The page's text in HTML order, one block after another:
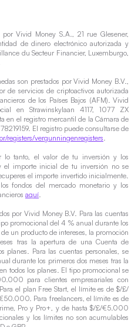
Vivid Money S.A., 21 rue Glesener,
de dinero electrónico autorizada y
du Secteur Financier, Luxemburgo,
son prestados por Vivid Money B.V.,
de servicios de criptoactivos autorizada
de los Países Bajos (AFM). Vivid
en Strawinskylaan 4117, 1077 ZX
en el registro mercantil de la Cámara de
El registro puede consultarse de
registers/vergunningenregisters.
lo tanto, el valor de tu inversión y los
el importe inicial de tu inversión no se
el importe invertido inicialmente.
fondos del mercado monetario y los
aquí.
por Vivid Money B.V. Para las cuentas
promocional del 4 % anual durante los
un producto de intereses, la promoción
tras la apertura de una Cuenta de
planes. Para las cuentas personales, se
durante los primeros dos meses tras la
todos los planes. El tipo promocional se
para clientes empresariales con
el plan Free Start, el límite es de $/£/
Para freelancers, el límite es de
Pro y Pro+, y de hasta $/£/€5.000
y los límites no son acumulables